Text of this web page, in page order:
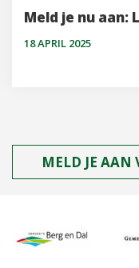
Meld je nu aan:
18 APRIL 2025
MELD JE AAN